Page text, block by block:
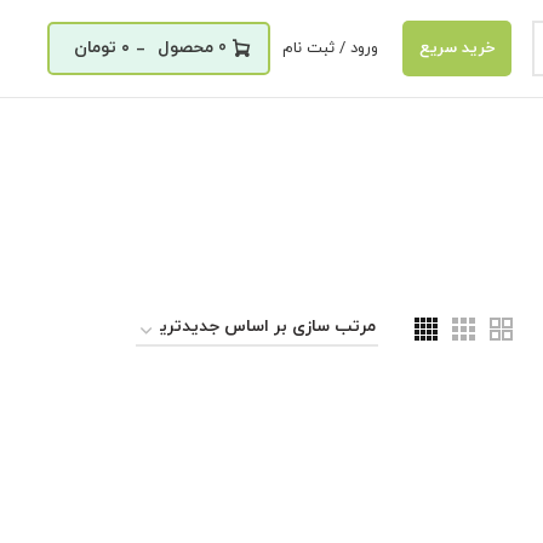
خرید سریع ورود / ثبت نام 0
_ ۰ تومان